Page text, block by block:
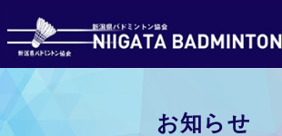
お知らせ